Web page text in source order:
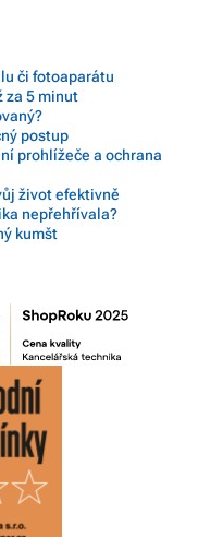
či fotoaparátu
za 5 minut
postup
prohlížeče a ochrana
život efektivně
nepřehřívala?
kumšt